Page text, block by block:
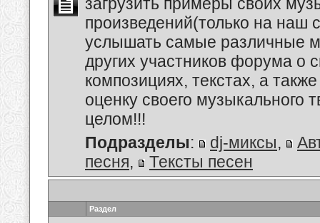
произведений(только на наш
услышать самые различные
других участников форума о
композициях, текстах, а
оценку своего музыкального
целом!!!
Подразделы: dj-миксы,
песня, Тексты песен
Раздел